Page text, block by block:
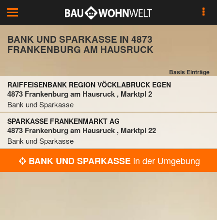
Toggle
navigation
BANK UND SPARKASSE IN 4873
FRANKENBURG AM HAUSRUCK
Basis Einträge
RAIFFEISENBANK REGION VÖCKLABRUCK EGEN
4873 Frankenburg am Hausruck , Marktpl 2
Bank und Sparkasse
SPARKASSE FRANKENMARKT AG
4873 Frankenburg am Hausruck , Marktpl 22
Bank und Sparkasse
BANK UND SPARKASSE in der Umgebung